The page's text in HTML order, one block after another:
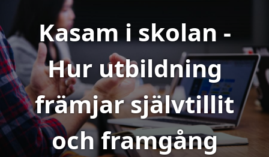
Kasam i skolan -
Hur utbildning
främjar självtillit
och framgång